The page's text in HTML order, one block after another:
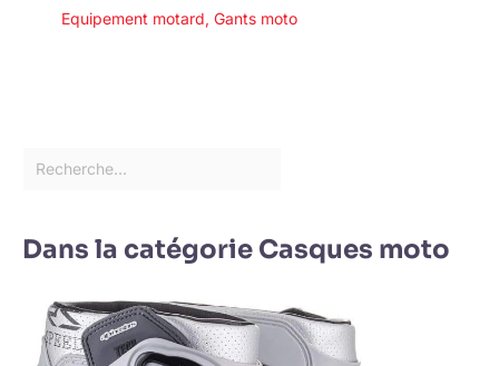
Equipement motard, Gants moto
Dans la catégorie Casques moto